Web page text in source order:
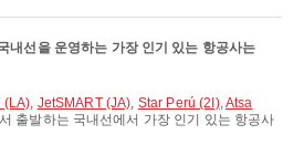
내선을 운영하는 가장 인기 있는 항공사는
(LA), JetSMART (JA), Star Perú (2I),Atsa
출발하는 국내선에서 가장 인기 있는 항공사